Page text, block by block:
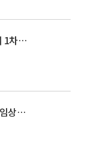
20/10/02 수면다원검사 정도관리위원회 1차 및 2차 임상교육평점 프로그램 등록 안내
20/10/02 [수면다원검사 정도위] 1,2차 임상교육 프로그램일정 및 10월 24일 1차 프로그램 상세일정